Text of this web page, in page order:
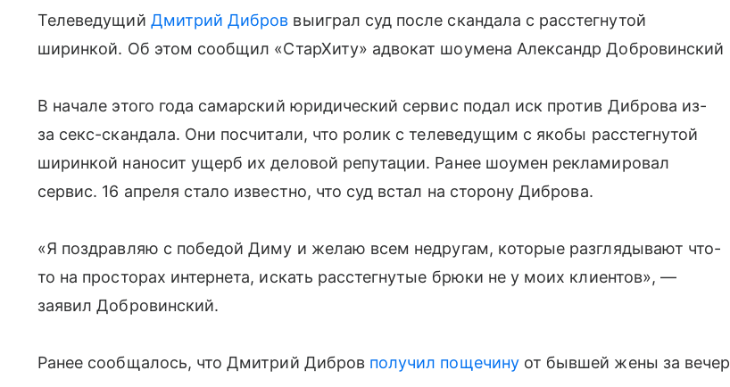
Телеведущий Дмитрий Дибров выиграл суд после скандала с расстегнутой
ширинкой. Об этом сообщил «СтарХиту» адвокат шоумена Александр Добровинский
В начале этого года самарский юридический сервис подал иск против Диброва из-
за секс-скандала. Они посчитали, что ролик с телеведущим с якобы расстегнутой
ширинкой наносит ущерб их деловой репутации. Ранее шоумен рекламировал
сервис. 16 апреля стало известно, что суд встал на сторону Диброва.
«Я поздравляю с победой Диму и желаю всем недругам, которые разглядывают что-
то на просторах интернета, искать расстегнутые брюки не у моих клиентов», —
заявил Добровинский.
Ранее сообщалось, что Дмитрий Дибров получил пощечинуот бывшей жены за вечер